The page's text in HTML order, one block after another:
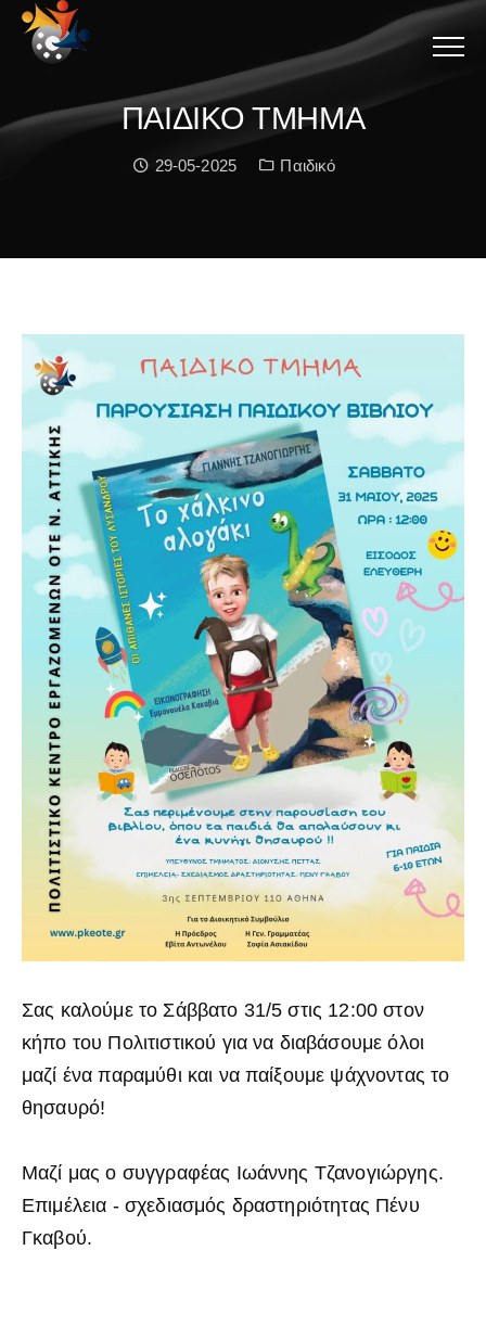
Menu
ΠΑΙΔΙΚΟ ΤΜΗΜΑ
Date:
29-05-2025 Κατηγορία:
Παιδικό
Σας καλούμε το Σάββατο 31/5 στις 12:00 στον
κήπο του Πολιτιστικού για να διαβάσουμε όλοι
μαζί ένα παραμύθι και να παίξουμε ψάχνοντας το
θησαυρό!
Μαζί μας ο συγγραφέας Ιωάννης Τζανογιώργης.
Επιμέλεια - σχεδιασμός δραστηριότητας Πένυ
Γκαβού.